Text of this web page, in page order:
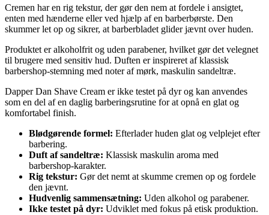
Cremen har en rig tekstur, der gør den nem at fordele i ansigtet,
enten med hænderne eller ved hjælp af en barberbørste. Den
skummer let op og sikrer, at barberbladet glider jævnt over huden.
Produktet er alkoholfrit og uden parabener, hvilket gør det velegnet
til brugere med sensitiv hud. Duften er inspireret af klassisk
barbershop-stemning med noter af mørk, maskulin sandeltræ.
Dapper Dan Shave Cream er ikke testet på dyr og kan anvendes
som en del af en daglig barberingsrutine for at opnå en glat og
komfortabel finish.
Blødgørende formel: Efterlader huden glat og velplejet efter
barbering.
Duft af sandeltræ: Klassisk maskulin aroma med
barbershop-karakter.
Rig tekstur: Gør det nemt at skumme cremen op og fordele
den jævnt.
Hudvenlig sammensætning: Uden alkohol og parabener.
Ikke testet på dyr: Udviklet med fokus på etisk produktion.